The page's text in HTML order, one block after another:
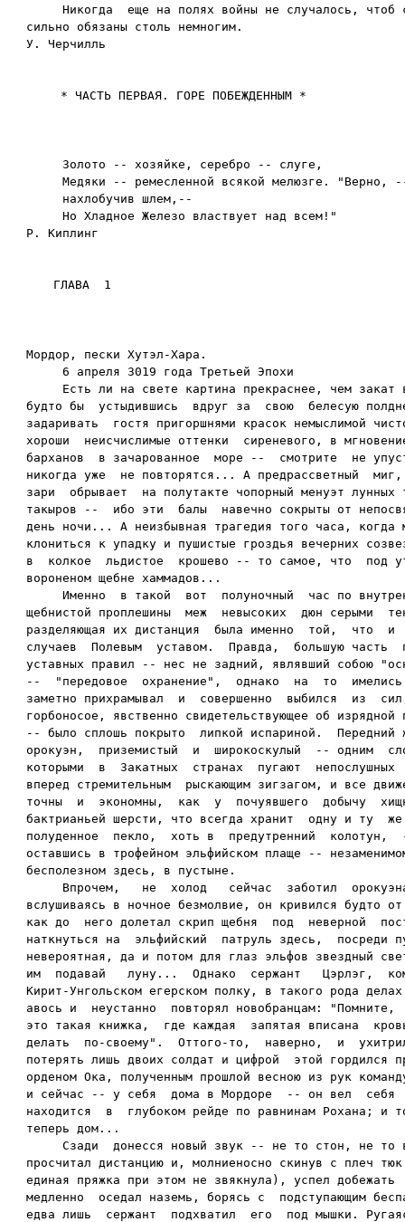
Никогда  еще на полях войны не случалось, чтоб
сильно обязаны столь немногим.
     Золото -- хозяйке, серебро -- слуге,
Медяки -- ремесленной всякой мелюзге. "Верно,
     нахлобучив шлем,--
     Но Хладное Железо властвует над всем!"
Мордор, пески Хутэл-Хара.
     6 апреля 3019 года Третьей Эпохи
Есть ли на свете картина прекраснее, чем закат
будто бы  устыдившись  вдруг за  свою  белесую
задаривать  гостя пригоршнями красок немыслимой
хороши  неисчислимые оттенки  сиреневого, в
барханов  в зачарованное  море --  смотрите  не
никогда уже  не повторятся... А предрассветный
зари  обрывает  на полутакте чопорный менуэт лунных
такыров --  ибо эти  балы  навечно сокрыты от
день ночи... А неизбывная трагедия того часа, когда
клониться к упадку и пушистые гроздья вечерних
в  колкое  льдистое  крошево -- то самое, что  под
вороненом щебне хаммадов...
Именно  в такой  вот  полуночный  час по
щебнистой проплешины  меж  невысоких  дюн серыми
разделяющая их дистанция  была именно  той,  что  и
случаев  Полевым  уставом.  Правда,  большую часть
уставных правил -- нес не задний, являвший собою
--  "передовое  охранение",  однако  на  то  имелись
заметно прихрамывал  и  совершенно  выбился  из
горбоносое, явственно свидетельствующее об
-- было сплошь покрыто  липкой испариной.  Передний
орокуэн,  приземистый  и  широкоскулый  -- одним
которыми  в  Закатных  странах  пугают  непослушных
вперед стремительным  рыскающим зигзагом, и все
точны  и  экономны,  как  у  почуявшего  добычу
бактрианьей шерсти, что всегда хранит  одну и ту
полуденное  пекло,  хоть в  предутренний
оставшись в трофейном эльфийском плаще --
бесполезном здесь, в пустыне.
Впрочем,   не  холод   сейчас  заботил
вслушиваясь в ночное безмолвие, он кривился будто
как до  него долетал скрип щебня  под  неверной
наткнуться на  эльфийский  патруль здесь,  посреди
невероятная, да и потом для глаз эльфов звездный
им  подавай   луну...  Однако  сержант   Цэрлэг,
Кирит-Унгольском егерском полку, в такого рода
авось и  неустанно  повторял новобранцам:
это такая книжка,  где каждая  запятая вписана
делать  по-своему".  Оттого-то,  наверно,  и
потерять лишь двоих солдат и цифрой  этой гордился
орденом Ока, полученным прошлой весною из рук
и сейчас -- у себя  дома в Мордоре  -- он вел  себя
находится  в  глубоком рейде по равнинам Рохана; и
теперь дом...
Сзади  донесся новый звук -- не то стон, не то
просчитал дистанцию и, молниеносно скинув с плеч
единая пряжка при этом не звякнула), успел
медленно  оседал наземь, борясь с  подступающим
едва лишь  сержант  подхватил  его  под мышки.